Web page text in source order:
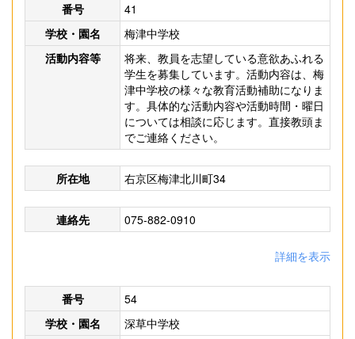
番号
41
学校・園名
梅津中学校
活動内容等
将来、教員を志望している意欲あふれる
学生を募集しています。活動内容は、梅
津中学校の様々な教育活動補助になりま
す。具体的な活動内容や活動時間・曜日
については相談に応じます。直接教頭ま
でご連絡ください。
所在地 右京区梅津北川町34
連絡先 075-882-0910
詳細を表示
番号
54
学校・園名
深草中学校